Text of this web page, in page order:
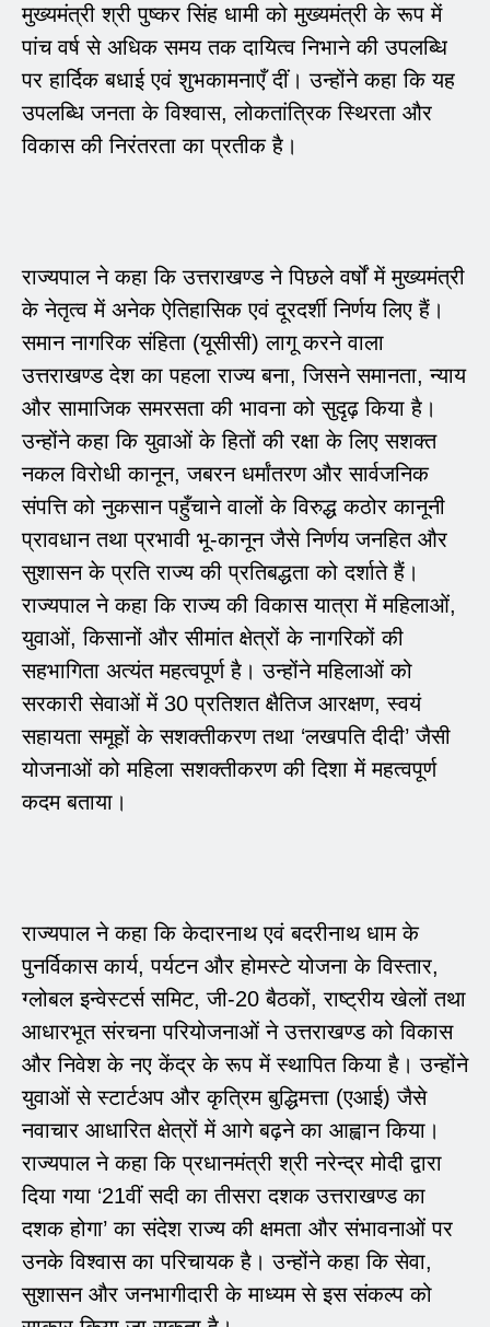
मुख्यमंत्री श्री पुष्कर सिंह धामी को मुख्यमंत्री के रूप में
पांच वर्ष से अधिक समय तक दायित्व निभाने की उपलब्धि
पर हार्दिक बधाई एवं शुभकामनाएँ दीं। उन्होंने कहा कि यह
उपलब्धि जनता के विश्वास, लोकतांत्रिक स्थिरता और
विकास की निरंतरता का प्रतीक है।
राज्यपाल ने कहा कि उत्तराखण्ड ने पिछले वर्षों में मुख्यमंत्री
के नेतृत्व में अनेक ऐतिहासिक एवं दूरदर्शी निर्णय लिए हैं।
समान नागरिक संहिता (यूसीसी) लागू करने वाला
उत्तराखण्ड देश का पहला राज्य बना, जिसने समानता, न्याय
और सामाजिक समरसता की भावना को सुदृढ़ किया है।
उन्होंने कहा कि युवाओं के हितों की रक्षा के लिए सशक्त
नकल विरोधी कानून, जबरन धर्मांतरण और सार्वजनिक
संपत्ति को नुकसान पहुँचाने वालों के विरुद्ध कठोर कानूनी
प्रावधान तथा प्रभावी भू-कानून जैसे निर्णय जनहित और
सुशासन के प्रति राज्य की प्रतिबद्धता को दर्शाते हैं।
राज्यपाल ने कहा कि राज्य की विकास यात्रा में महिलाओं,
युवाओं, किसानों और सीमांत क्षेत्रों के नागरिकों की
सहभागिता अत्यंत महत्वपूर्ण है। उन्होंने महिलाओं को
सरकारी सेवाओं में 30 प्रतिशत क्षैतिज आरक्षण, स्वयं
सहायता समूहों के सशक्तीकरण तथा ‘लखपति दीदी’ जैसी
योजनाओं को महिला सशक्तीकरण की दिशा में महत्वपूर्ण
कदम बताया।
राज्यपाल ने कहा कि केदारनाथ एवं बदरीनाथ धाम के
पुनर्विकास कार्य, पर्यटन और होमस्टे योजना के विस्तार,
ग्लोबल इन्वेस्टर्स समिट, जी-20 बैठकों, राष्ट्रीय खेलों तथा
आधारभूत संरचना परियोजनाओं ने उत्तराखण्ड को विकास
और निवेश के नए केंद्र के रूप में स्थापित किया है। उन्होंने
युवाओं से स्टार्टअप और कृत्रिम बुद्धिमत्ता (एआई) जैसे
नवाचार आधारित क्षेत्रों में आगे बढ़ने का आह्वान किया।
राज्यपाल ने कहा कि प्रधानमंत्री श्री नरेन्द्र मोदी द्वारा
दिया गया ‘21वीं सदी का तीसरा दशक उत्तराखण्ड का
दशक होगा’ का संदेश राज्य की क्षमता और संभावनाओं पर
उनके विश्वास का परिचायक है। उन्होंने कहा कि सेवा,
सुशासन और जनभागीदारी के माध्यम से इस संकल्प को